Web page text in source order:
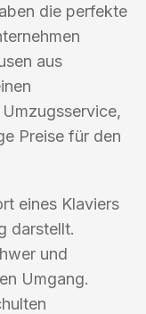
die perfekte
aus
Preise für den
eines Klaviers
darstellt.
und
Umgang.